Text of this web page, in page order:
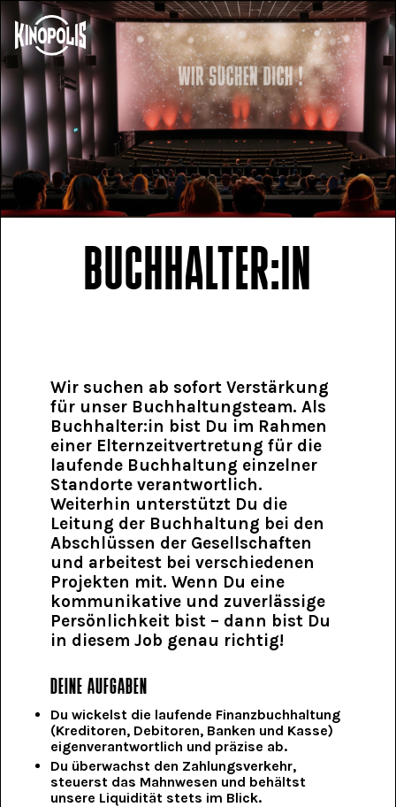
BUCHHALTER:IN
Wir suchen ab sofort Verstärkung
für unser Buchhaltungsteam. Als
Buchhalter:in bist Du im Rahmen
einer Elternzeitvertretung für die
laufende Buchhaltung einzelner
Standorte verantwortlich.
Weiterhin unterstützt Du die
Leitung der Buchhaltung bei den
Abschlüssen der Gesellschaften
und arbeitest bei verschiedenen
Projekten mit. Wenn Du eine
kommunikative und zuverlässige
Persönlichkeit bist – dann bist Du
in diesem Job genau richtig!
DEINE AUFGABEN
Du wickelst die laufende Finanzbuchhaltung
(Kreditoren, Debitoren, Banken und Kasse)
eigenverantwortlich und präzise ab.
Du überwachst den Zahlungsverkehr,
steuerst das Mahnwesen und behältst
unsere Liquidität stets im Blick.